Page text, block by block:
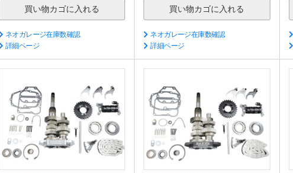
ネオガレージ在庫数確認
詳細ページ
ネオガレージ在庫数確認
詳細ページ